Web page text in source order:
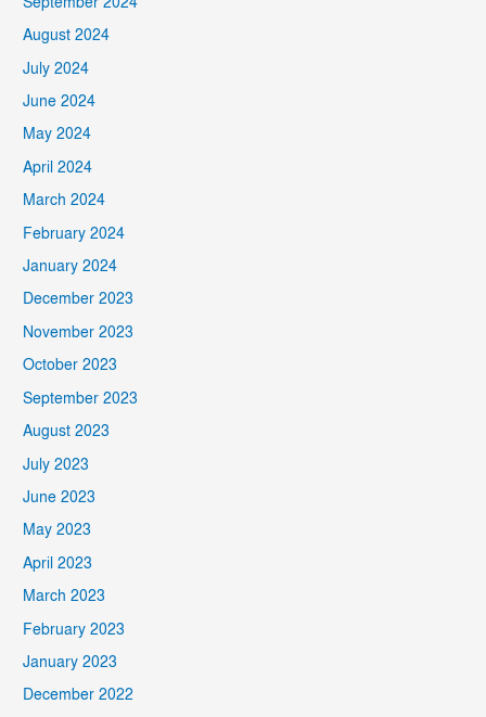
August 2024
July 2024
June 2024
May 2024
April 2024
March 2024
February 2024
January 2024
December 2023
November 2023
October 2023
September 2023
August 2023
July 2023
June 2023
May 2023
April 2023
March 2023
February 2023
January 2023
December 2022